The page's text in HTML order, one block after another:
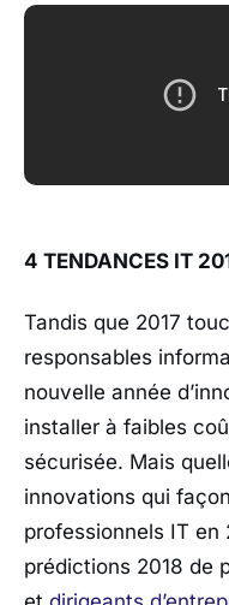
4 TENDANCES IT
Tandis que 2017
responsables
nouvelle année
installer à faibles
sécurisée. Mais
innovations qui
professionnels IT en
prédictions 2018 de